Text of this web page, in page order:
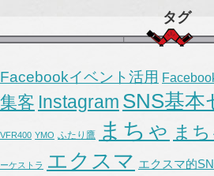
タグ
Facebookイベント活用
集客 Instagram SNS基本
VFR400 YMO ふたり鷹 まちゃ ま
ーケストラ エクスマ エクスマ的